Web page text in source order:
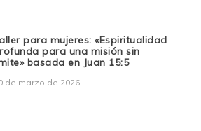
para mujeres: «Espiritualidad
para una misión sin
basada en Juan 15:5
de marzo de 2026